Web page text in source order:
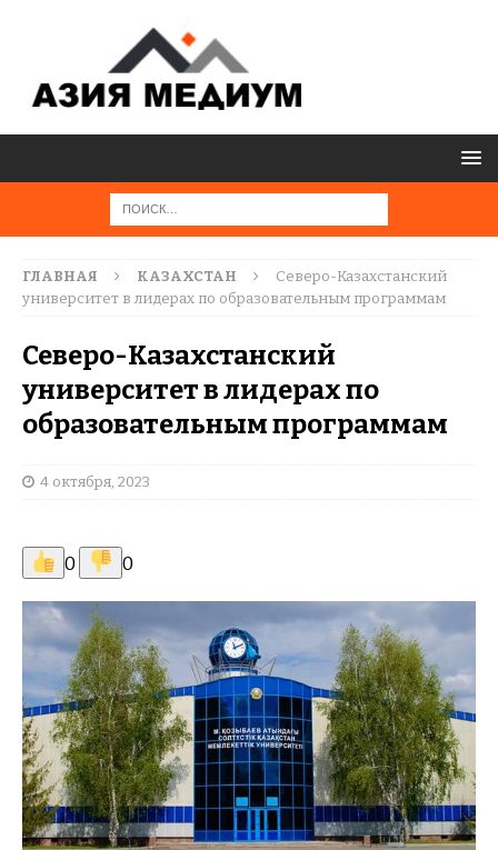
ГЛАВНАЯ КАЗАХСТАН
Северо-Казахстанский
университет в лидерах по образовательным программам
Северо-Казахстанский
университет в лидерах по
образовательным программам
4 октября, 2023
0 0